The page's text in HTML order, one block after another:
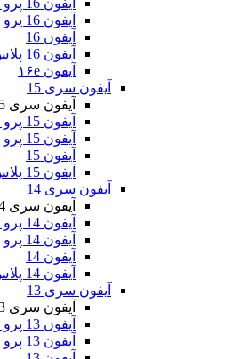
آیفون 16 پرو مکس
آیفون 16 پرو
آیفون 16
آیفون 16 پلاس
آیفون ۱۶e
آیفون سری 15
آیفون سری 15
آیفون 15 پرو مکس
آیفون 15 پرو
آیفون 15
آیفون 15 پلاس
آیفون سری 14
آیفون سری 14
آیفون 14 پرو مکس
آیفون 14 پرو
آیفون 14
آیفون 14 پلاس
آیفون سری 13
آیفون سری 13
آیفون 13 پرو مکس
آیفون 13 پرو